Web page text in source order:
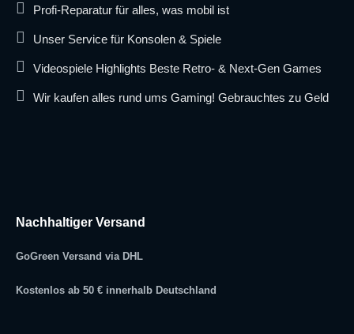
Profi-Reparatur für alles, was mobil ist
Unser Service für Konsolen & Spiele
Videospiele Highlights Beste Retro- & Next-Gen Games
Wir kaufen alles rund ums Gaming! Gebrauchtes zu Geld
Nachhaltiger Versand
GoGreen Versand via DHL
Kostenlos ab 50 € innerhalb Deutschland